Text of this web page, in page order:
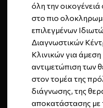
όλη την
στο πιο
επιλεγμένων
Διαγνωστικών
Κλινικών για άμεση
αντιμετώπιση των
στον τομέα της
διάγνωσης, της
αποκατάστασης με